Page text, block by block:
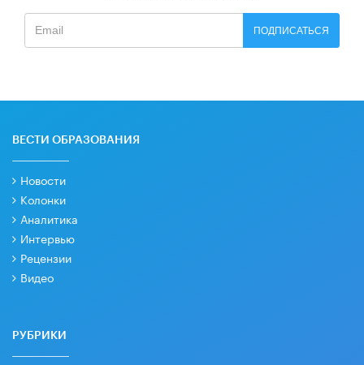
ПОДПИСАТЬСЯ
ВЕСТИ ОБРАЗОВАНИЯ
Новости
Колонки
Аналитика
Интервью
Рецензии
Видео
РУБРИКИ